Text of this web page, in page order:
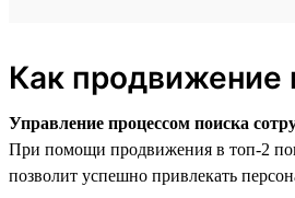
Как продвижение
Управление процессом поиска
При помощи продвижения в топ-2
позволит успешно привлекать